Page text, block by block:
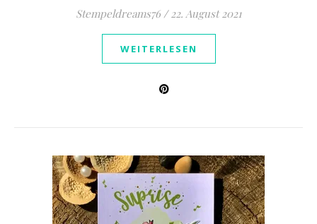
Stempeldreams76 / 22. August 2021
WEITERLESEN